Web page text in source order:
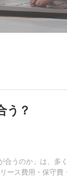
う？
合うのか」は、多
ース費用・保守費